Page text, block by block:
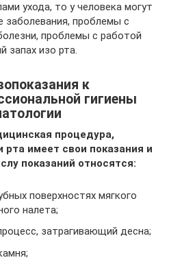
ухода, то у человека могут
заболевания, проблемы с
проблемы с работой
запах изо рта.
к
гигиены
процедура,
рта имеет свои показания и
показаний относятся:
поверхностях мягкого
налета;
затрагивающий десна;